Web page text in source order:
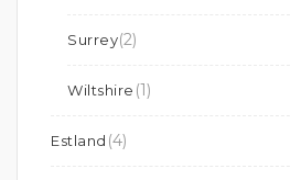
Surrey(2)
Wiltshire (1)
Estland (4)